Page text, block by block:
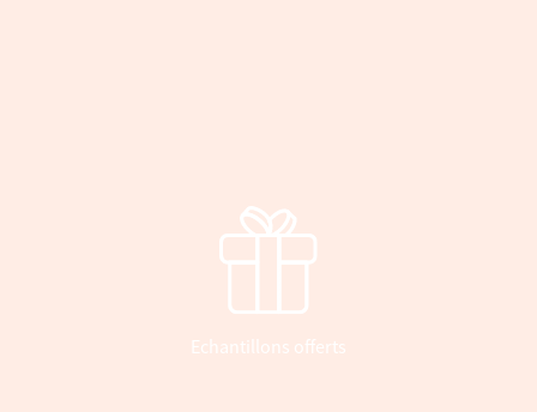
Echantillons offerts